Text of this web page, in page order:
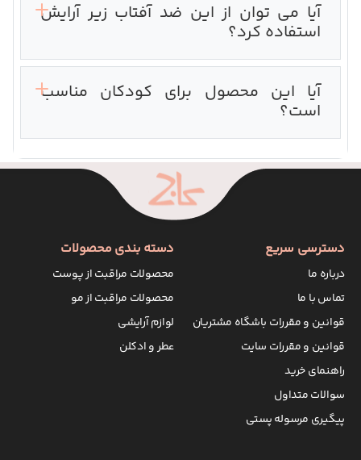
آیا می توان از این ضد آفتاب زیر آرایش
استفاده کرد؟
آیا این محصول برای کودکان مناسب
است؟
دسترسی سریع
درباره ما
تماس با ما
قوانین و مقررات باشگاه مشتریان
قوانین و مقررات سایت
راهنمای خرید
سوالات متداول
پیگیری مرسوله پستی
دسته بندی محصولات
محصولات مراقبت از پوست
محصولات مراقبت از مو
لوازم آرایشی
عطر و ادکلن